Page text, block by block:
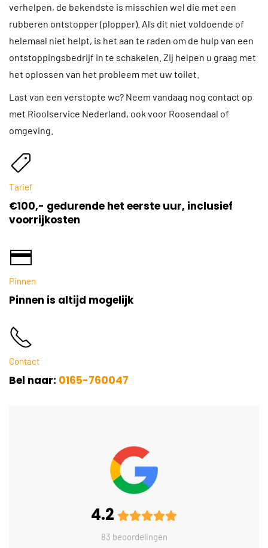
verhelpen, de bekendste is misschien wel die met een
rubberen ontstopper (plopper). Als dit niet voldoende of
helemaal niet helpt, is het aan te raden om de hulp van een
ontstoppingsbedrijf in te schakelen. Zij helpen u graag met
het oplossen van het probleem met uw toilet.
Last van een verstopte wc? Neem vandaag nog contact op
met Rioolservice Nederland, ook voor Roosendaal of
omgeving.
Tarief
€100,- gedurende het eerste uur, inclusief
voorrijkosten
Pinnen
Pinnen is altijd mogelijk
Contact
Bel naar: 0165-760047
4.2
83 beoordelingen